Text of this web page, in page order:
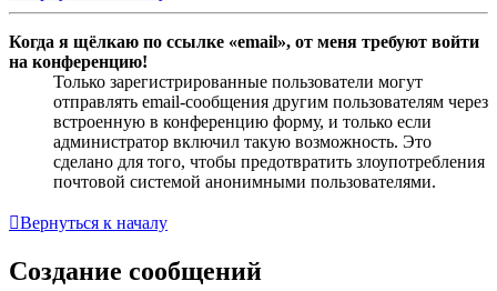
Когда я щёлкаю по ссылке «email», от меня требуют войти
на конференцию!
Только зарегистрированные пользователи могут
отправлять email-сообщения другим пользователям через
встроенную в конференцию форму, и только если
администратор включил такую возможность. Это
сделано для того, чтобы предотвратить злоупотребления
почтовой системой анонимными пользователями.
Вернуться к началу
Создание сообщений